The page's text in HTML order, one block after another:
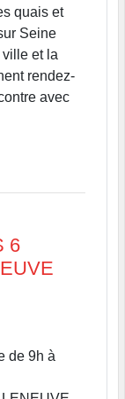
quais et
Seine
et la
rendez-
avec
6
de 9h à